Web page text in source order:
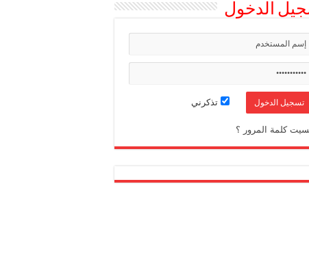
الدخول
تذكرني
كلمة المرور ؟